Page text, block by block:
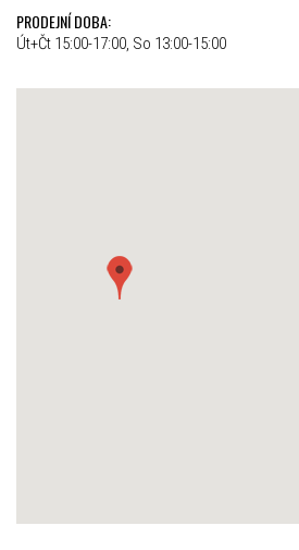
PRODEJNÍ DOBA:
Út+Čt 15:00-17:00, So 13:00-15:00